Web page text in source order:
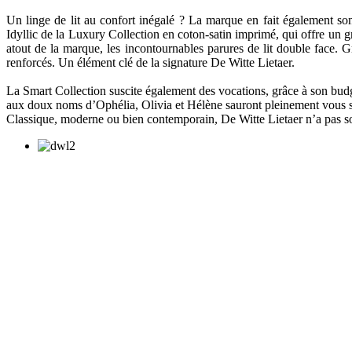
Un linge de lit au confort inégalé ? La marque en fait également
Idyllic de la Luxury Collection en coton-satin imprimé, qui offre un
atout de la marque, les incontournables parures de lit double face.
renforcés. Un élément clé de la signature De Witte Lietaer.
La Smart Collection suscite également des vocations, grâce à son
aux doux noms d’Ophélia, Olivia et Hélène sauront pleinement vous
Classique, moderne ou bien contemporain, De Witte Lietaer n’a pas